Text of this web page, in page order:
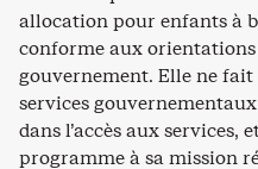
allocation pour enfants à
conforme aux
gouvernement. Elle ne
services
dans l’accès aux services,
programme à sa mission